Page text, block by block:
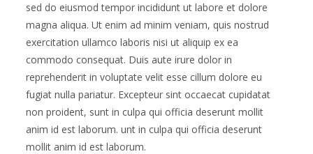
in
maadi
is
sed do eiusmod tempor incididunt ut labore et dolore
magna aliqua. Ut enim ad minim veniam, quis nostrud
exercitation ullamco laboris nisi ut aliquip ex ea
commodo consequat. Duis aute irure dolor in
reprehenderit in voluptate velit esse cillum dolore eu
fugiat nulla pariatur. Excepteur sint occaecat cupidatat
non proident, sunt in culpa qui officia deserunt mollit
anim id est laborum. unt in culpa qui officia deserunt
mollit anim id est laborum.